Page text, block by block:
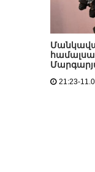
21:23-